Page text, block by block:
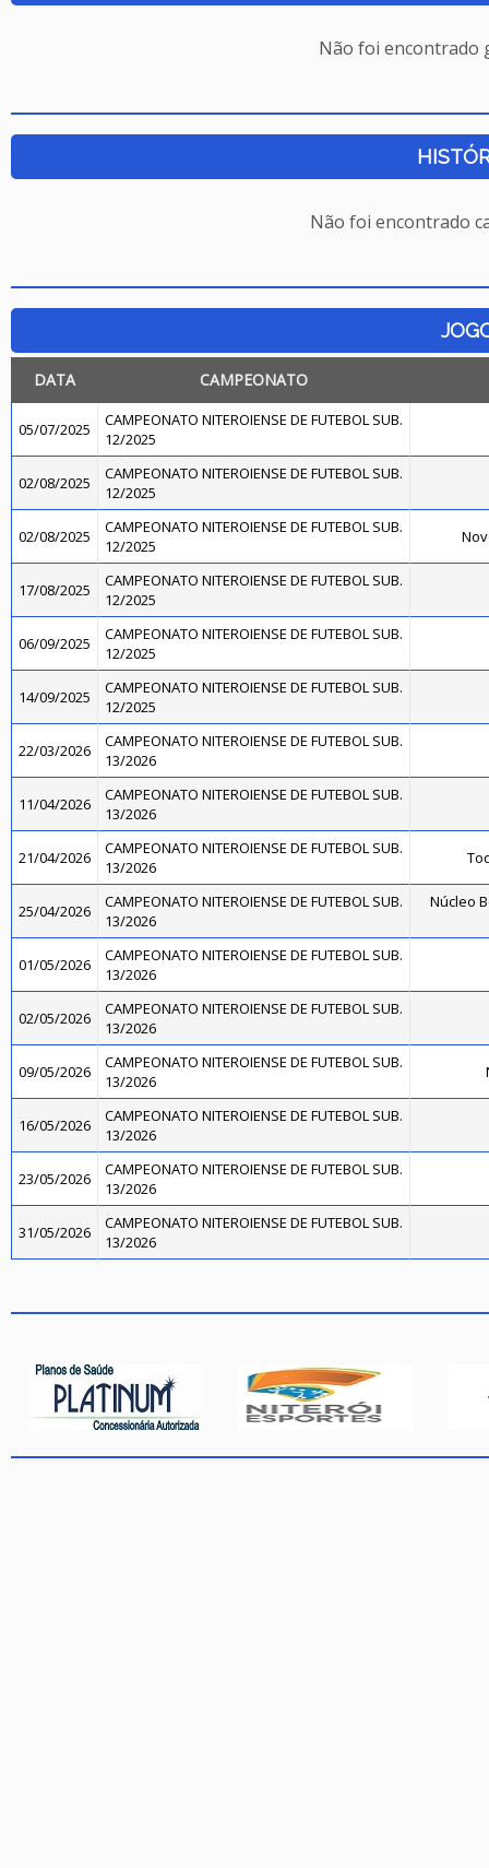
Não foi encontrado
Não foi encontrado
DATA CAMPEONATO
05/07/2025
CAMPEONATO NITEROIENSE DE FUTEBOL SUB.
12/2025
02/08/2025
CAMPEONATO NITEROIENSE DE FUTEBOL SUB.
12/2025
02/08/2025
CAMPEONATO NITEROIENSE DE FUTEBOL SUB.
12/2025
17/08/2025
CAMPEONATO NITEROIENSE DE FUTEBOL SUB.
12/2025
06/09/2025
CAMPEONATO NITEROIENSE DE FUTEBOL SUB.
12/2025
14/09/2025
CAMPEONATO NITEROIENSE DE FUTEBOL SUB.
12/2025
22/03/2026
CAMPEONATO NITEROIENSE DE FUTEBOL SUB.
13/2026
11/04/2026
CAMPEONATO NITEROIENSE DE FUTEBOL SUB.
13/2026
21/04/2026
CAMPEONATO NITEROIENSE DE FUTEBOL SUB.
13/2026
25/04/2026
CAMPEONATO NITEROIENSE DE FUTEBOL SUB.
13/2026
Núcleo
01/05/2026
CAMPEONATO NITEROIENSE DE FUTEBOL SUB.
13/2026
02/05/2026
CAMPEONATO NITEROIENSE DE FUTEBOL SUB.
13/2026
09/05/2026
CAMPEONATO NITEROIENSE DE FUTEBOL SUB.
13/2026
16/05/2026
CAMPEONATO NITEROIENSE DE FUTEBOL SUB.
13/2026
23/05/2026
CAMPEONATO NITEROIENSE DE FUTEBOL SUB.
13/2026
31/05/2026
CAMPEONATO NITEROIENSE DE FUTEBOL SUB.
13/2026